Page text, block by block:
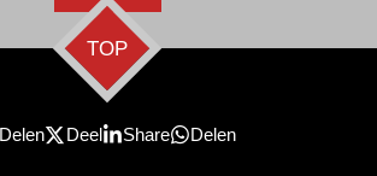
TOP
Delen Deel Share Delen